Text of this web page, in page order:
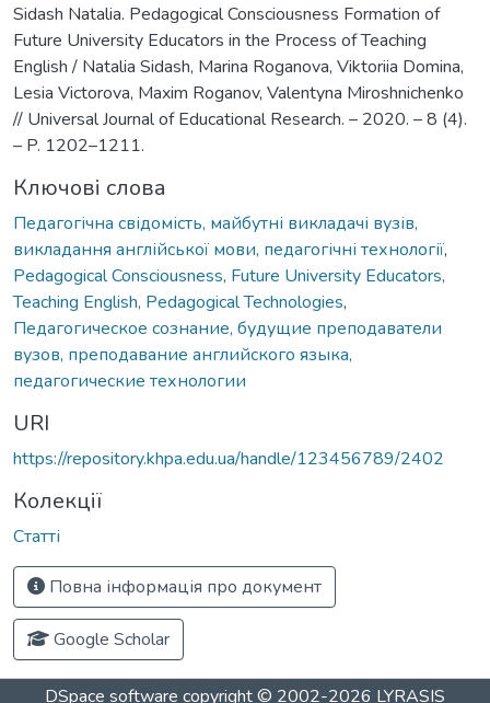
Sidash Natalia. Pedagogical Consciousness Formation of
Future University Educators in the Process of Teaching
English / Natalia Sidash, Marina Roganova, Viktoriia Domina,
Lesia Victorova, Maxim Roganov, Valentyna Miroshnichenko
// Universal Journal of Educational Research. – 2020. – 8 (4).
– P. 1202–1211.
Ключові слова
Педагогічна свідомість, майбутні викладачі вузів,
викладання англійської мови, педагогічні технології,
Pedagogical Consciousness, Future University Educators,
Teaching English, Pedagogical Technologies,
Педагогическое сознание, будущие преподаватели
вузов, преподавание английского языка,
педагогические технологии
URI
https://repository.khpa.edu.ua/handle/123456789/2402
Колекції
Статті
Повна інформація про документ
Google Scholar
DSpace software copyright © 2002-2026 LYRASIS